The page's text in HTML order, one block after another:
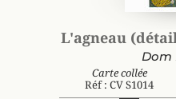
L'agneau
Dom
Carte collée
Réf : CV S1014